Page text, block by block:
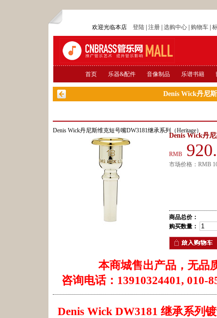
欢迎光临本店 登陆| 注册| 选购中心| 购物车|
首页 乐器&配件 音像制品 乐谱书籍
Denis Wick丹尼
Denis Wick丹尼斯维克短号嘴DW3181继承系列（Heritage）
Denis Wick丹
RMB
市场价格： RMB
商品总价：
购买数量：
本商城售出产品，无品
咨询电话：13910324401, 010-
Denis Wick DW3181 继承系列